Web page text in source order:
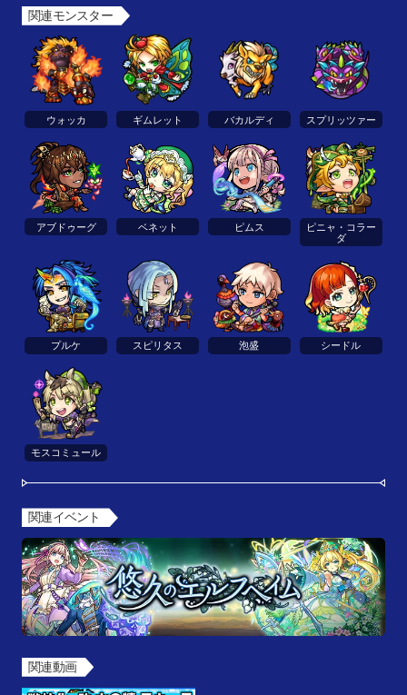
関連モンスター
ウォッカ ギムレット バカルディ スプリッツァー
アブドゥーグ ベネット ピムス
ピニャ・コラー
ダ
プルケ スピリタス 泡盛 シードル
モスコミュール
関連イベント
関連動画